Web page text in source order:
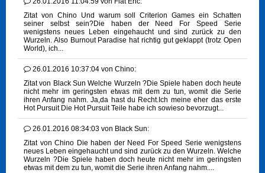
Zitat von Chino Und warum soll Criterion Games ein Schatten
seiner selbst sein?Die haben der Need For Speed Serie
wenigstens neues Leben eingehaucht und sind zurück zu den
Wurzeln. Also Burnout Paradise hat richtig gut geklappt (trotz Open
World), ich...
26.01.2016 10:37:04 von Chino:
Zitat von Black Sun Welche Wurzeln ?Die Spiele haben doch heute
nicht mehr im geringsten etwas mit dem zu tun, womit die Serie
ihren Anfang nahm. Ja,da hast du Recht.Ich meine eher das erste
Hot Pursuit Die Hot Pursuit Teile habe ich sowieso bevorzugt...
26.01.2016 08:34:03 von Black Sun:
Zitat von Chino Die haben der Need For Speed Serie wenigstens
neues Leben eingehaucht und sind zurück zu den Wurzeln. Welche
Wurzeln ?Die Spiele haben doch heute nicht mehr im geringsten
etwas mit dem zu tun, womit die Serie ihren Anfang nahm....